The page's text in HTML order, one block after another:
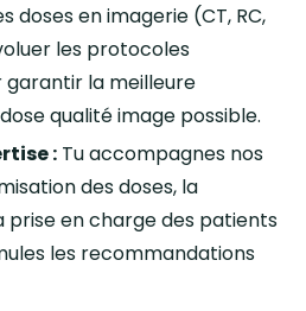
doses en imagerie (CT, RC,
les protocoles
garantir la meilleure
qualité image possible.
: Tu accompagnes nos
des doses, la
prise en charge des patients
les recommandations